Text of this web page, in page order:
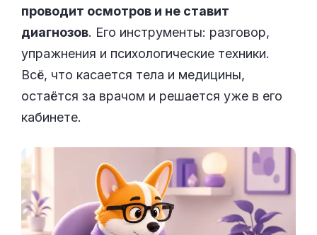
проводит осмотров и не ставит
диагнозов. Его инструменты: разговор,
упражнения и психологические техники.
Всё, что касается тела и медицины,
остаётся за врачом и решается уже в его
кабинете.